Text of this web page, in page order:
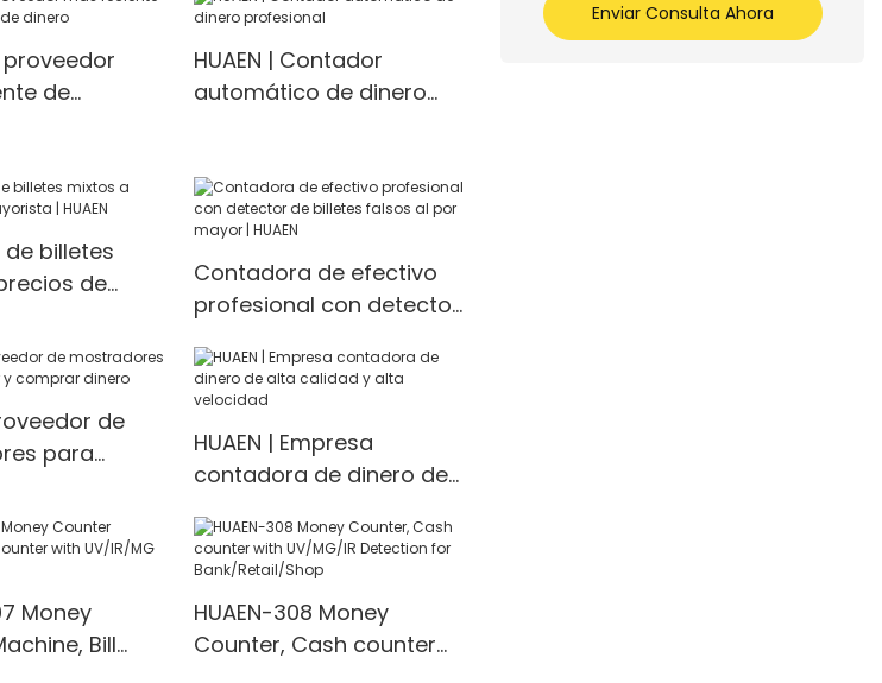
proveedor
de
HUAEN | Contador
automático de dinero
billetes
de
Contadora de efectivo
profesional con detector
mayor | HUAEN
de
para
HUAEN | Empresa
contadora de dinero de
velocidad
Money
Bill
HUAEN-308 Money
Counter, Cash counter
Enviar Consulta Ahora